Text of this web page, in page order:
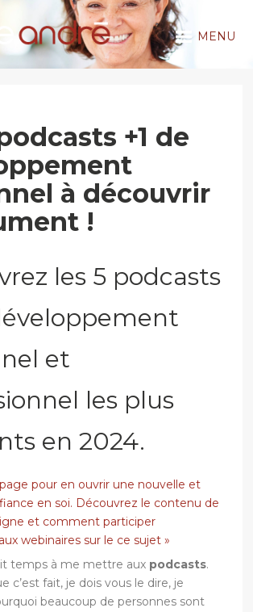
MENU
+1 de
à découvrir
!
les 5 podcasts
et
les plus
en 2024.
pour en ouvrir une nouvelle et
en soi. Découvrez le contenu de
et comment participer
webinaires sur le ce sujet »
temps à me mettre aux podcasts.
c’est fait, je dois vous le dire, je
beaucoup de personnes sont